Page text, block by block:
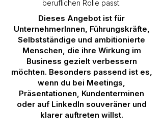
beruflichen Rolle passt.
Dieses Angebot ist für
UnternehmerInnen, Führungskräfte,
Selbstständige und ambitionierte
Menschen, die ihre Wirkung im
Business gezielt verbessern
möchten. Besonders passend ist es,
wenn du bei Meetings,
Präsentationen, Kundenterminen
oder auf LinkedIn souveräner und
klarer auftreten willst.